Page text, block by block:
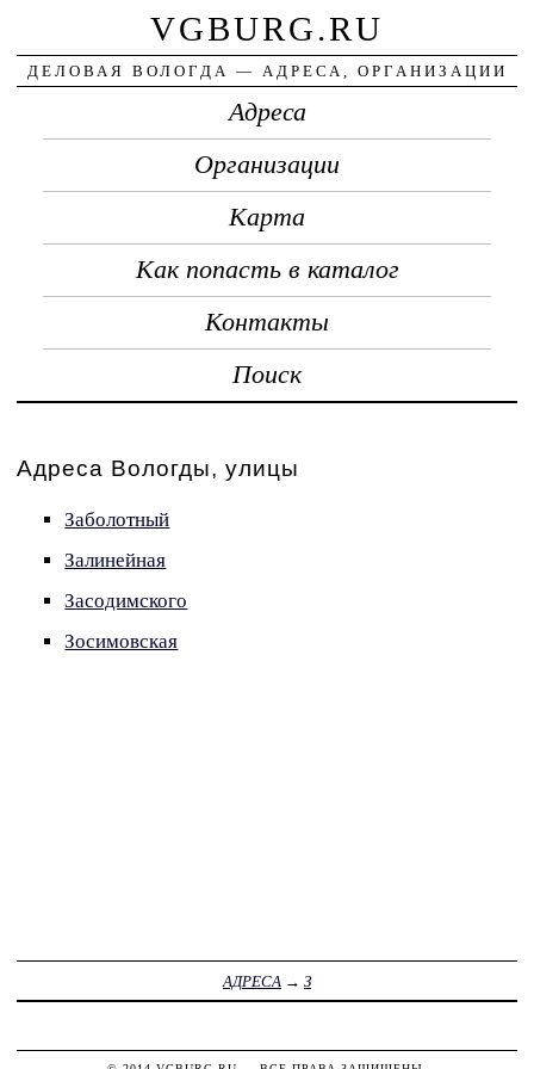
VGBURG.RU
ДЕЛОВАЯ ВОЛОГДА — АДРЕСА, ОРГАНИЗАЦИИ
Адреса
Организации
Карта
Как попасть в каталог
Контакты
Поиск
Адреса Вологды, улицы
Заболотный
Залинейная
Засодимского
Зосимовская
АДРЕСА → З